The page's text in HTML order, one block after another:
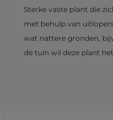
Sterke vaste plant die
met behulp van
wat nattere gronden,
de tuin wil deze plant